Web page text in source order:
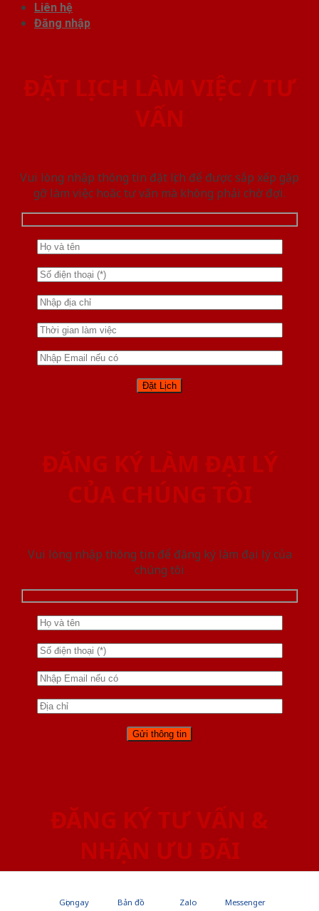
Liên hệ
Đăng nhập
Gọi ngay Bản đồ Zalo Messenger
ĐẶT LỊCH LÀM VIỆC / TƯ
VẤN
Vui lòng nhập thông tin đặt lịch để được sắp xếp gặp
gỡ làm việc hoăc tư vấn mà không phải chờ đợi.
ĐĂNG KÝ LÀM ĐẠI LÝ
CỦA CHÚNG TÔI
Vui lòng nhập thông tin để đăng ký làm đại lý của
chúng tôi
ĐĂNG KÝ TƯ VẤN &
NHẬN ƯU ĐÃI